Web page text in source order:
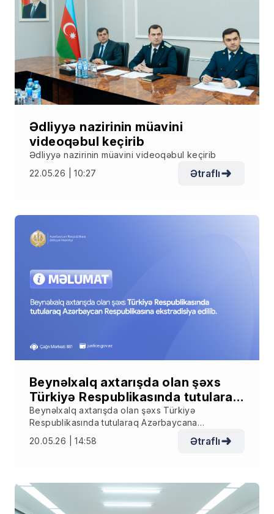
Ədliyyə nazirinin müavini
videoqəbul keçirib
Ədliyyə nazirinin müavini videoqəbul keçirib
22.05.26 | 10:27
Ətraflı
Beynəlxalq axtarışda olan şəxs
Türkiyə Respublikasında tutularaq
Azərbaycana ekstradisiya edilib
Beynəlxalq axtarışda olan şəxs Türkiyə
Respublikasında tutularaq Azərbaycana
ekstradisiya edilib
20.05.26 | 14:58 Ətraflı